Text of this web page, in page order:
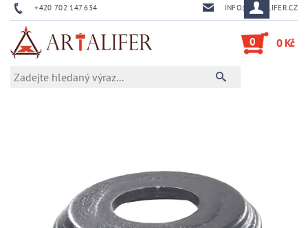
+420 702 147 634 INFO@ARTALIFER.CZ
0 0 Kč